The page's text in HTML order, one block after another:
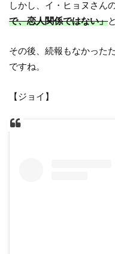
しかし、イ・ヒョヌさん
で、恋人関係ではない」
その後、続報もなかった
ですね。
【ジョイ】